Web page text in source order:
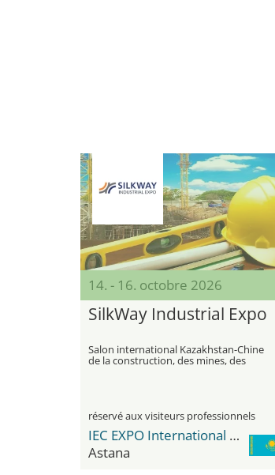
14. - 16. octobre 2026
SilkWay Industrial Expo
Salon international Kazakhstan-Chine
de la construction, des mines, des
réservé aux visiteurs professionnels
IEC EXPO International Exhibition Center
Astana